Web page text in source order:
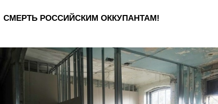
СМЕРТЬ РОССИЙСКИМ ОККУПАНТАМ!